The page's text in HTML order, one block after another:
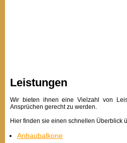
Leistungen
Wir bieten ihnen eine Vielzahl von
Ansprüchen gerecht zu werden.
Hier finden sie einen schnellen Überblick
Anbaubalkone